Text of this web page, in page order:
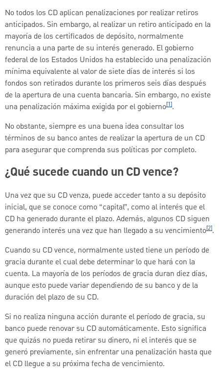
No todos los CD aplican penalizaciones por realizar retiros
anticipados. Sin embargo, al realizar un retiro anticipado en la
mayoría de los certificados de depósito, normalmente
renuncia a una parte de su interés generado. El gobierno
federal de los Estados Unidos ha establecido una penalización
mínima equivalente al valor de siete días de interés si los
fondos son retirados durante los primeros seis días después
de la apertura de una cuenta bancaria. Sin embargo, no existe
una penalización máxima exigida por el gobierno[1].
No obstante, siempre es una buena idea consultar los
términos de su banco antes de realizar la apertura de un CD
para asegurar que comprenda sus políticas por completo.
¿Qué sucede cuando un CD vence?
Una vez que su CD venza, puede acceder tanto a su depósito
inicial, que se conoce como “capital”, como al interés que el
CD ha generado durante el plazo. Además, algunos CD siguen
generando interés una vez que han llegado a su vencimiento[2].
Cuando su CD vence, normalmente usted tiene un período de
gracia durante el cual debe determinar lo que hará con la
cuenta. La mayoría de los períodos de gracia duran diez días,
aunque esto puede variar dependiendo de su banco y de la
duración del plazo de su CD.
Si no realiza ninguna acción durante el período de gracia, su
banco puede renovar su CD automáticamente. Esto significa
que quizás no pueda retirar su dinero, ni el interés que se
generó previamente, sin enfrentar una penalización hasta que
el CD llegue a su próxima fecha de vencimiento.